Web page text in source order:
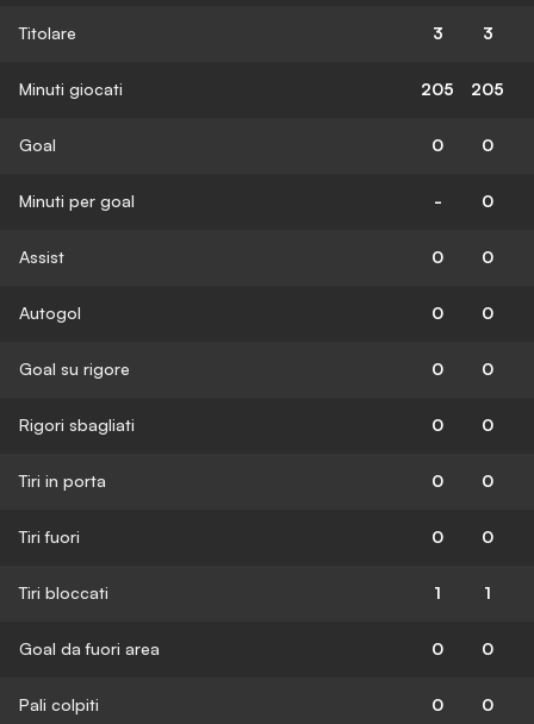
Titolare 3 3
Minuti giocati 205 205
Goal 0 0
Minuti per goal - 0
Assist 0 0
Autogol 0 0
Goal su rigore 0 0
Rigori sbagliati 0 0
Tiri in porta 0 0
Tiri fuori 0 0
Tiri bloccati 1 1
Goal da fuori area 0 0
Pali colpiti 0 0